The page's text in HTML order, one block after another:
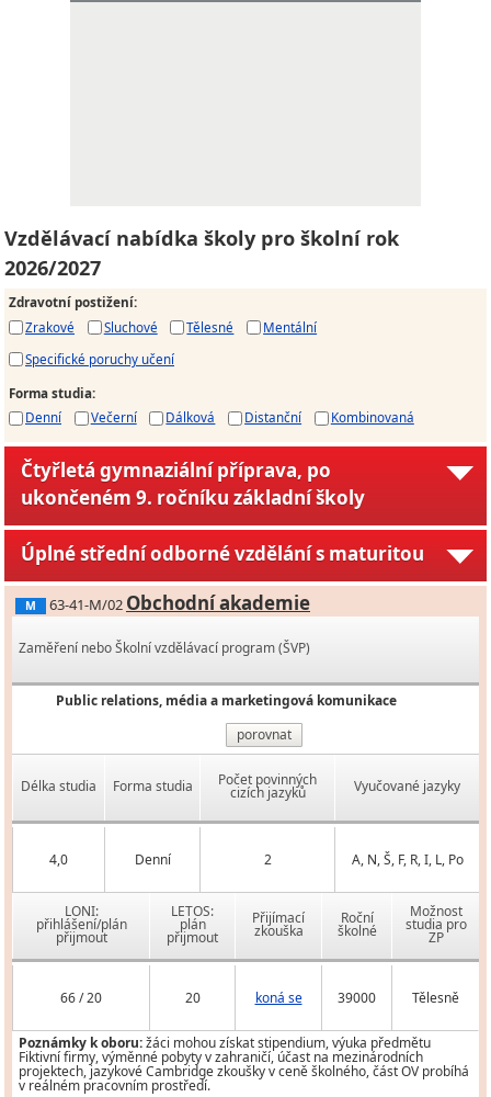
Vzdělávací nabídka školy pro školní rok
2026/2027
Zdravotní postižení:
Zrakové
Sluchové Tělesné
Mentální
Specifické poruchy učení
Forma studia:
Denní
Večerní Dálková Distanční Kombinovaná
Čtyřletá gymnaziální příprava, po
ukončeném 9. ročníku základní školy
Úplné střední odborné vzdělání s maturitou
M 63-41-M/02 Obchodní akademie
Zaměření nebo Školní vzdělávací program (ŠVP)
Public relations, média a marketingová komunikace
porovnat
Délka studia Forma studia Počet povinných
cizích jazyků Vyučované jazyky
4,0 Denní 2 A, N, Š, F, R, I, L, Po
LONI:
přihlášení/plán
přijmout
LETOS:
plán
přijmout
Přijímací
zkouška
Roční
školné
Možnost
studia pro
ZP
66 / 20 20 koná se 39000 Tělesně
Poznámky k oboru:žáci mohou získat stipendium, výuka předmětu
Fiktivní firmy, výměnné pobyty v zahraničí, účast na mezinárodních
projektech, jazykové Cambridge zkoušky v ceně školného, část OV probíhá
v reálném pracovním prostředí.